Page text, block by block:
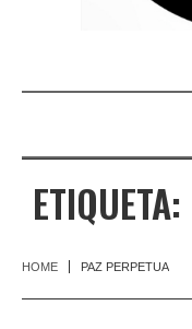
ETIQUETA:
HOME PAZ PERPETUA